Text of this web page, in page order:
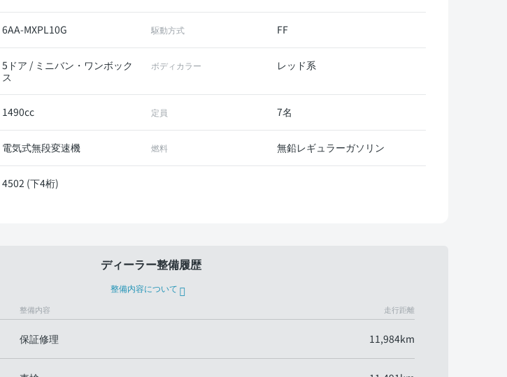
6AA-MXPL10G 駆動方式 FF
5ドア / ミニバン・ワンボック
ス
ボディカラー レッド系
1490cc 定員 7名
電気式無段変速機 燃料 無鉛レギュラーガソリン
4502 (下4桁)
ディーラー整備履歴
整備内容について
整備内容 走行距離
保証修理 11,984km